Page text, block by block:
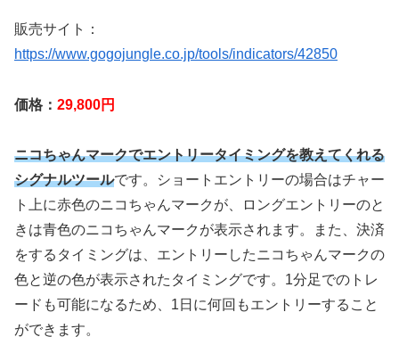
販売サイト：
https://www.gogojungle.co.jp/tools/indicators/42850
価格： 29,800円
ニコちゃんマークでエントリータイミングを教えてくれる
シグナルツールです。ショートエントリーの場合はチャー
ト上に赤色のニコちゃんマークが、ロングエントリーのと
きは青色のニコちゃんマークが表示されます。また、決済
をするタイミングは、エントリーしたニコちゃんマークの
色と逆の色が表示されたタイミングです。1分足でのトレ
ードも可能になるため、1日に何回もエントリーすること
ができます。